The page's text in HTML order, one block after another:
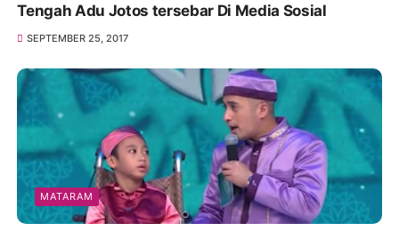
Tengah Adu Jotos tersebar Di Media Sosial
SEPTEMBER 25, 2017
MATARAM